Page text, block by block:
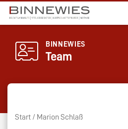
BINNEWIES
Team
Start Marion Schlaß